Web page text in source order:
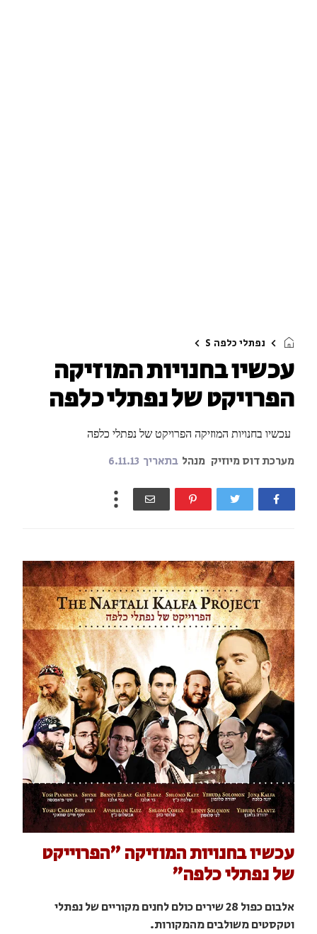
נפתלי כלפה S
​עכשיו בחנויות המוזיקה
הפרויקט של נפתלי כלפה
​ עכשיו בחנויות המוזיקה הפרויקט של נפתלי כלפה
מערכת דוס מיוזיק מנהל בתאריך 6.11.13
עכשיו בחנויות המוזיקה "הפרוייקט
של נפתלי כלפה"
אלבום כפול 28 שירים כולם לחנים מקוריים של נפתלי
וטקסטים משולבים מהמקורות.